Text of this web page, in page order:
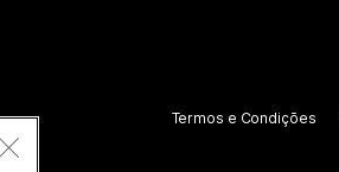
Termos e Condições